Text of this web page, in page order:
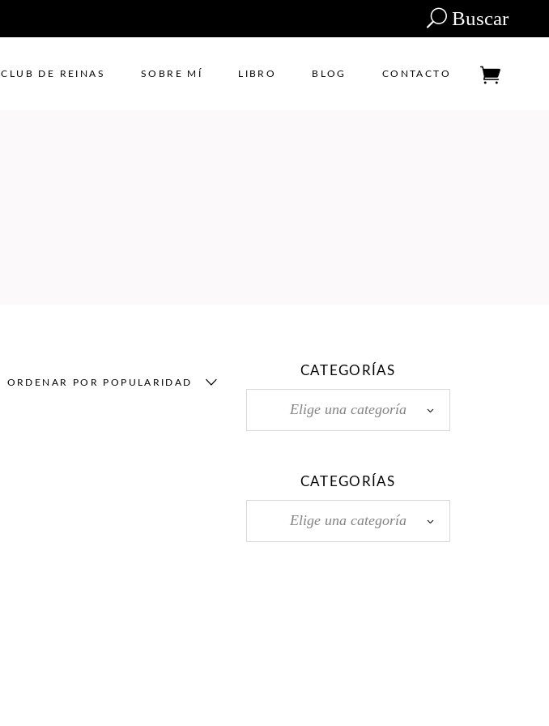
Buscar
CLUB DE REINAS SOBRE MÍ LIBRO BLOG CONTACTO
ORDENAR POR POPULARIDAD
CATEGORÍAS
Elige una categoría
CATEGORÍAS
Elige una categoría